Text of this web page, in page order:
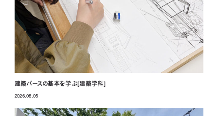
建築パースの基本を学ぶ[建築学科]
2026.08.05